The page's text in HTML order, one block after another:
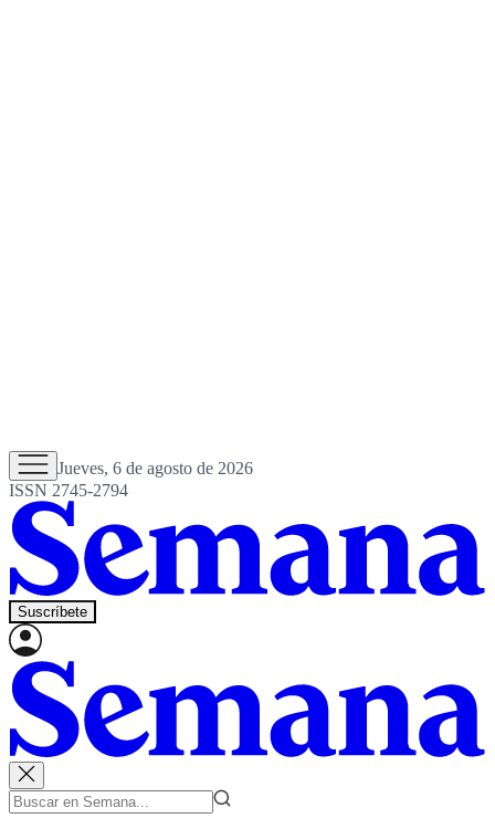
Jueves, 6 de agosto de 2026
ISSN 2745-2794
Suscríbete